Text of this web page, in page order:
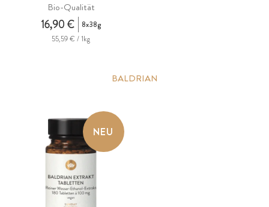
Bio-Qualität
16,90 €
8x38g
55,59 € / 1kg
BALDRIAN
NEU